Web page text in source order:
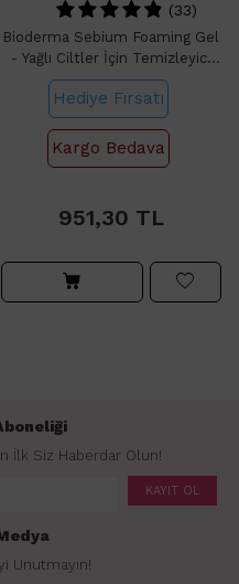
(33)
Bioderma Sebium Foaming Gel
- Yağlı Ciltler İçin Temizleyici
Jel 400ml
Hediye Fırsatı
Kargo Bedava
951,30 TL
İlk Siz Haberdar Olun!
KAYIT OL
Unutmayın!